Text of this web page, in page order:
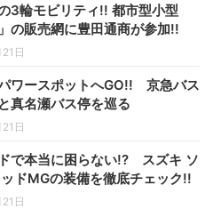
3輪モビリティ!! 都市型小型
の販売網に豊田通商が参加!!
日
ワースポットへGO!! 京急バス
真名瀬バス停を巡る
日
で本当に困らない!? スズキ ソ
ドMGの装備を徹底チェック!!
日